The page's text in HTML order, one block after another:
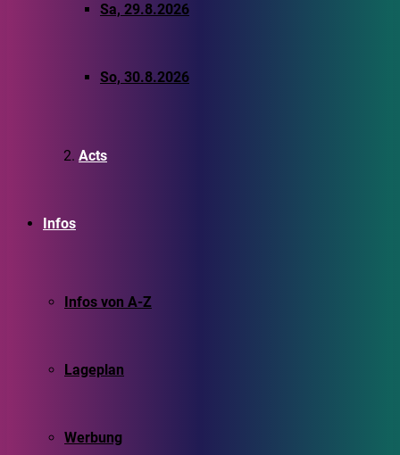
Sa, 29.8.2026
So, 30.8.2026
Acts
Infos
Infos von A-Z
Lageplan
Werbung